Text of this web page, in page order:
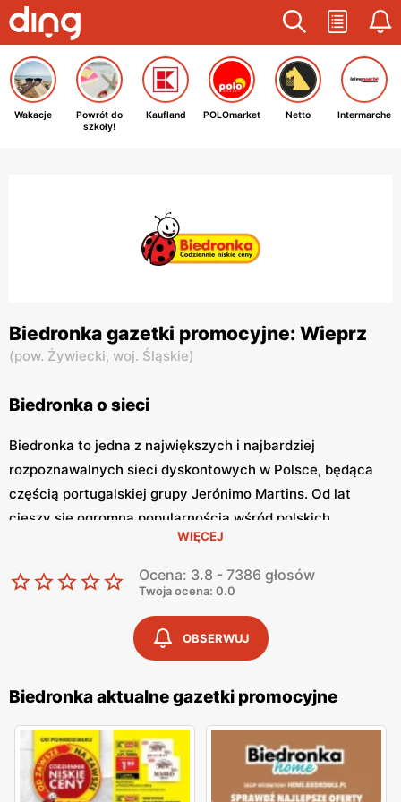
Wakacje
Powrót do
szkoły!
Kaufland POLOmarket Netto Intermarche
Biedronka gazetki promocyjne: Wieprz
(pow. Żywiecki, woj. Śląskie)
Biedronka o sieci
Biedronka to jedna z największych i najbardziej
rozpoznawalnych sieci dyskontowych w Polsce, będąca
częścią portugalskiej grupy Jerónimo Martins. Od lat
cieszy się ogromną popularnością wśród polskich
konsumentów, oferując szeroki asortyment produktów
spożywczych i przemysłowych w atrakcyjnych niskich
cenach. Klienci cenią sobie bogaty wybór, częste
promocje oraz doskonałą jakość oferowanych produktów.
Jednym z kluczowych elementów strategii marketingowej
Biedronka gazetka promocyjna
się regularnie i informuje o najnowszych ofertach.
Gazetka promocyjna Biedronka
, publikowana co tydzień,
prezentuje aktualne promocje, specjalne oferty i
sezonowe wyprzedaże, dzięki czemu klienci mogą
planować swoje zakupy i korzystać z wyjątkowych okazji
WIĘCEJ
Ocena: 3.8 - 7386 głosów
Twoja ocena: 0.0
OBSERWUJ
Biedronka aktualne gazetki promocyjne